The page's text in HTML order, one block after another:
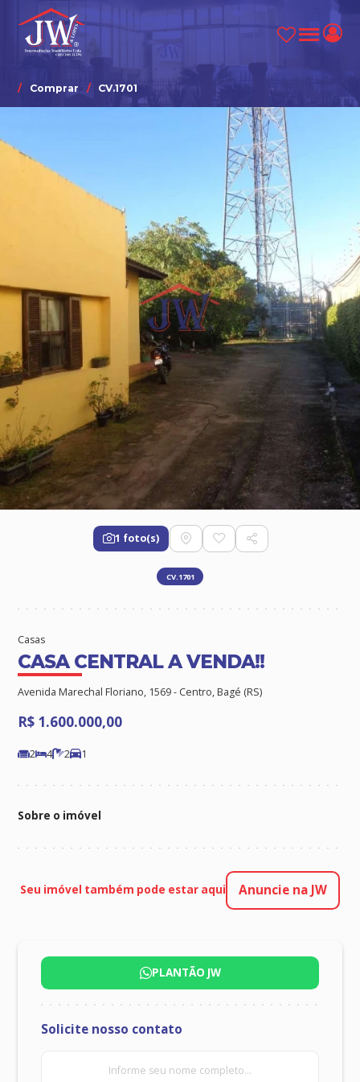
Comprar CV.1701
seu
ALUGAR
1 foto(s)
CV.1701
Casas
CASA CENTRAL A VENDA!!
Avenida Marechal Floriano, 1569 - Centro, Bagé (RS)
R$ 1.600.000,00
2 4 2 1
Sobre o imóvel
Seu imóvel também pode estar aqui Anuncie na JW
PLANTÃO JW
Solicite nosso contato